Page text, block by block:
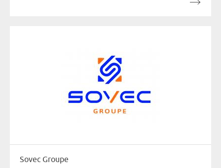
Sovec Groupe